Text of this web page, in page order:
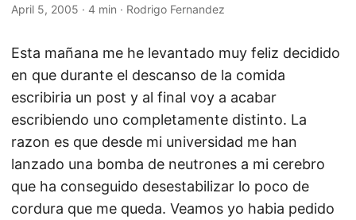
April 5, 2005 · 4 min · Rodrigo Fernandez
Esta mañana me he levantado muy feliz decidido
en que durante el descanso de la comida
escribiria un post y al final voy a acabar
escribiendo uno completamente distinto. La
razon es que desde mi universidad me han
lanzado una bomba de neutrones a mi cerebro
que ha conseguido desestabilizar lo poco de
cordura que me queda. Veamos yo habia pedido